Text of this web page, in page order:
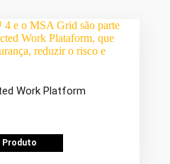
Work Platform
Produto